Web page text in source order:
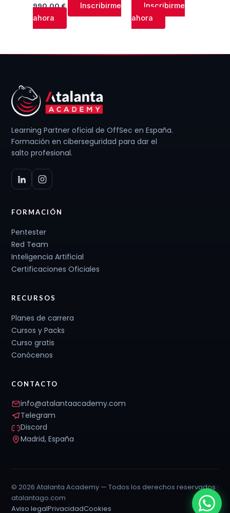
990,00€
Inscribirme
ahora
Inscribirme
ahora
Learning Partner oficial de OffSec en España.
Formación en ciberseguridad para dar el
salto profesional.
FORMACIÓN
Pentester
Red Team
Inteligencia Artificial
Certificaciones Oficiales
RECURSOS
Planes de carrera
Cursos y Packs
Curso gratis
Conócenos
CONTACTO
info@atalantaacademy.com
Telegram
Discord
Madrid, España
© 2026 Atalanta Academy — Todos los derechos reservados ·
atalantago.com
Aviso legalPrivacidadCookies